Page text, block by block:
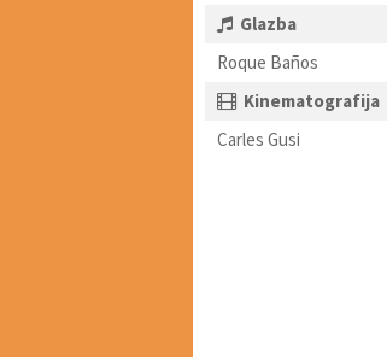
Glazba
Roque Baños
Kinematografija
Carles Gusi